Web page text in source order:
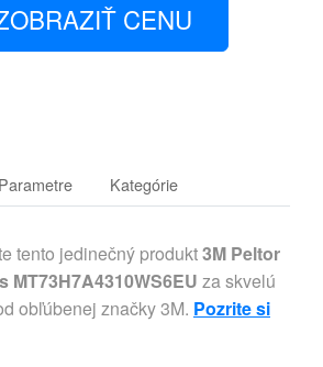
CENU
Parametre Kategórie
tento jedinečný produkt3M Peltor
MT73H7A4310WS6EU za skvelú
obľúbenej značky 3M. Pozrite si